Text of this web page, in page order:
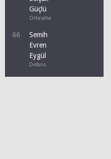
Güçlü
Ortasaha
66
Semih
Evren
Eygül
Defans